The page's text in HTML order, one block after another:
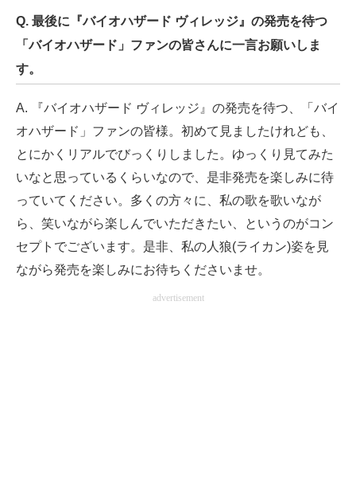
Q. 最後に『バイオハザード ヴィレッジ』の発売を待つ
「バイオハザード」ファンの皆さんに一言お願いしま
す。
A. 『バイオハザード ヴィレッジ』の発売を待つ、「バイ
オハザード」ファンの皆様。初めて見ましたけれども、
とにかくリアルでびっくりしました。ゆっくり見てみた
いなと思っているくらいなので、是非発売を楽しみに待
っていてください。多くの方々に、私の歌を歌いなが
ら、笑いながら楽しんでいただきたい、というのがコン
セプトでございます。是非、私の人狼(ライカン)姿を見
ながら発売を楽しみにお待ちくださいませ。
advertisement